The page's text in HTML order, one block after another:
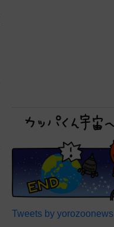
Tweets by yorozoonews